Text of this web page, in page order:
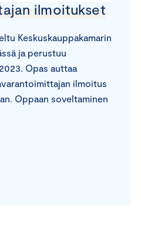
ilmoitukset
Keskuskauppakamarin
ja perustuu
Opas auttaa
ilmoitus
Oppaan soveltaminen